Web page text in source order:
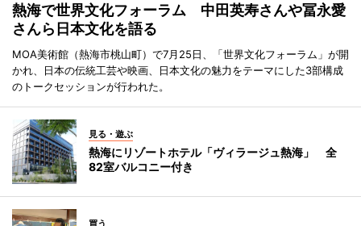
熱海で世界文化フォーラム 中田英寿さんや冨永愛
さんら日本文化を語る
MOA美術館（熱海市桃山町）で7月25日、「世界文化フォーラム」が開
かれ、日本の伝統工芸や映画、日本文化の魅力をテーマにした3部構成
のトークセッションが行われた。
見る・遊ぶ
熱海にリゾートホテル「ヴィラージュ熱海」 全
82室バルコニー付き
買う